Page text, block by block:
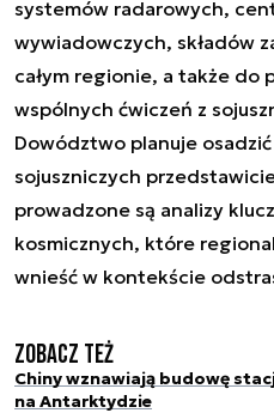
systemów radarowych,
wywiadowczych, składów
całym regionie, a także do
wspólnych ćwiczeń z
Dowództwo planuje
sojuszniczych
prowadzone są analizy
kosmicznych, które
wnieść w kontekście
Zobacz też
Chiny wznawiają budowę
na Antarktydzie